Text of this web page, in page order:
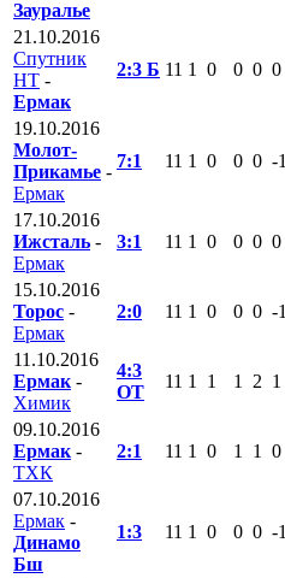
Зауралье
21.10.2016
Спутник
НТ -
Ермак
2:3 Б 11 1 0 0 0 0
19.10.2016
Молот-
Прикамье -
Ермак
7:1 11 1 0 0 0 -1
17.10.2016
Ижсталь -
Ермак
3:1 11 1 0 0 0 0
15.10.2016
Торос -
Ермак
2:0 11 1 0 0 0 -1
11.10.2016
Ермак -
Химик
4:3
ОТ
11 1 1 1 2 1
09.10.2016
Ермак -
ТХК
2:1 11 1 0 1 1 0
07.10.2016
Ермак -
Динамо
Бш
1:3 11 1 0 0 0 -1